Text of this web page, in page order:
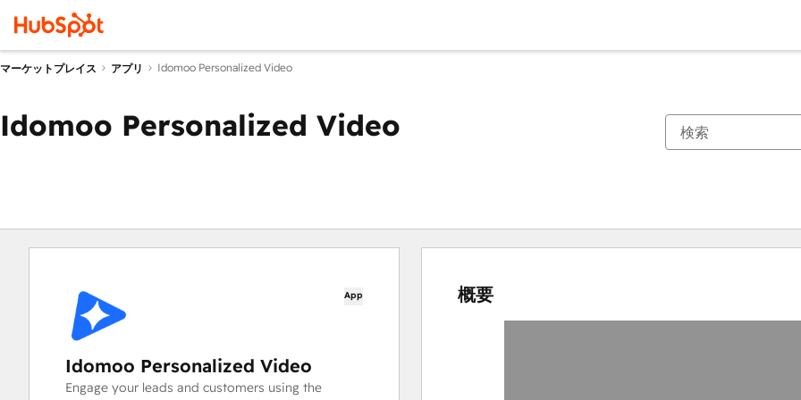
マーケットプレイス アプリ Idomoo Personalized Video
Idomoo Personalized Video
App
Idomoo Personalized Video
Engage your leads and customers using the
概要